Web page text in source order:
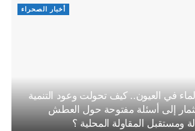
أخبار الصحراء
في العيون.. كيف تحولت وعود التنمية
إلى أسئلة مفتوحة حول العطش
ومستقبل المقاولة المحلية ؟